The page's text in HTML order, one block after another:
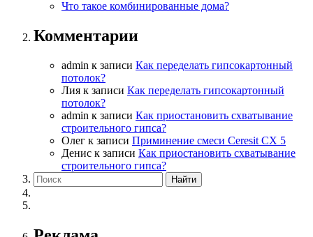
Что такое комбинированные дома?
Комментарии
admin к записи Как переделать гипсокартонный
потолок?
Лия к записи Как переделать гипсокартонный
потолок?
admin к записи Как приостановить схватывание
строительного гипса?
Олег к записи Приминение смеси Ceresit СХ 5
Денис к записи Как приостановить схватывание
строительного гипса?